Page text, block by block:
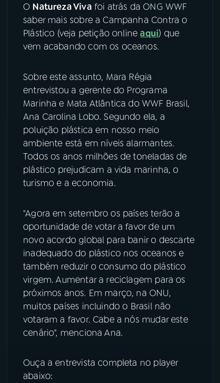
YouTube Facebook
Instagram X
O Natureza Viva foi atrás da ONG WWF
saber mais sobre a Campanha Contra o
Plástico (veja petição onlineaqui) que
vem acabando com os oceanos.
Sobre este assunto, Mara Régia
entrevistou a gerente do Programa
Marinha e Mata Atlântica do WWF Brasil,
Ana Carolina Lobo. Segundo ela, a
poluição plástica em nosso meio
ambiente está em níveis alarmantes.
Todos os anos milhões de toneladas de
plástico prejudicam a vida marinha, o
turismo e a economia.
"Agora em setembro os países terão a
oportunidade de votar a favor de um
novo acordo global para banir o descarte
inadequado do plástico nos oceanos e
também reduzir o consumo do plástico
virgem. Aumentar a reciclagem para os
próximos anos. Em março, na ONU,
muitos países incluindo o Brasil não
votaram a favor. Cabe a nós mudar este
cenário", menciona Ana.
Ouça a entrevista completa no player
abaixo: